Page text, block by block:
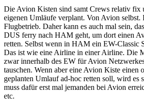
Die Avion Kisten sind samt Crews relativ fix
eigenen Umläufe verplant. Von Avion selbst.
Flugbetrieb. Daher kann es auch mal sein,
DUS ferry nach HAM geht, um dort einen
retten. Selbst wenn in HAM ein EW-Classic
Das ist wie eine Airline in einer Airline. Die
zwar innerhalb des EW für Avion
tauschen. Wenn aber eine Avion Kiste einen
geplanten Umlauf ad-hoc retten soll, wird es
muss dafür erst mal jemanden bei Avion
etc.